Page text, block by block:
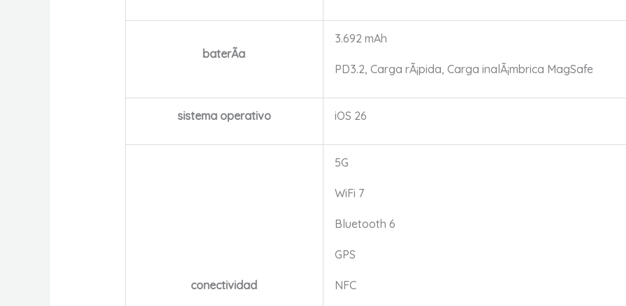
baterÃ­a
3.692 mAh
PD3.2, Carga rÃ¡pida, Carga inalÃ¡mbrica MagSafe
sistema operativo iOS 26
conectividad
5G
WiFi 7
Bluetooth 6
GPS
NFC